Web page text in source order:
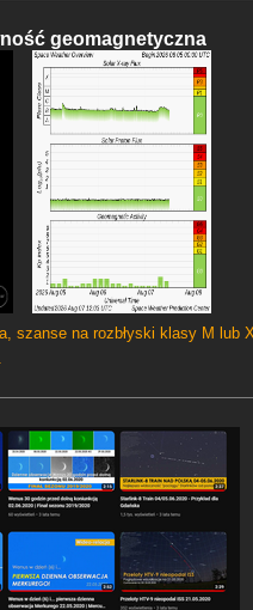
geomagnetyczna
szanse na rozbłyski klasy M lub